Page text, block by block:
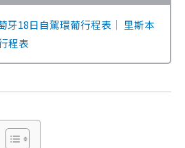
牙18日自駕環葡行程表 ｜ 里斯本
程表